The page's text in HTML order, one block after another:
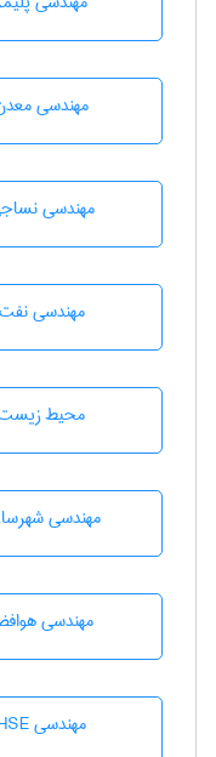
مهندسی
مهندسي
مهندسی نفت
محيط
مهندسی
مهندسی
مهندسی HSE